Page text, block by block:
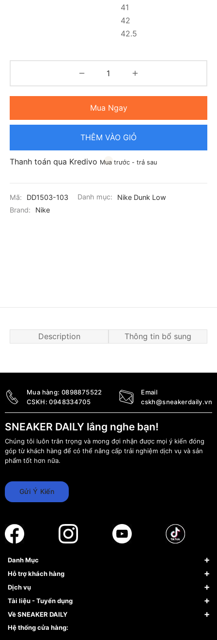
41
42
42.5
Mua Ngay
THÊM VÀO GIỎ
Thanh toán qua Kredivo Mua trước - trả sau
Mã: DD1503-103 Danh mục:
Nike Dunk Low
Brand:
Nike
Description Thông tin bổ sung
Mua hàng: 0898875522
CSKH:0948334705
Email
cskh@sneakerdaily.vn
SNEAKER DAILY lắng nghe bạn!
Chúng tôi luôn trân trọng và mong đợi nhận được mọi ý kiến đóng
góp từ khách hàng để có thể nâng cấp trải nghiệm dịch vụ và sản
phẩm tốt hơn nữa.
Gửi Ý Kiến
Danh Mục
Sneaker
Giày Bóng Rổ
Giày Nike
Giày Adidas
Giày Peak
Hỗ trợ khách hàng
FAQs & Help
Về Fundiin
Hướng dẫn thanh toán trả sau qua Fundiin
Chính sách đổi trả/Hoàn tiền
Dịch vụ
Tạp chí
Dịch vụ ký gửi
Tài liệu - Tuyển dụng
Đăng ký bản quyền
Tuyển dụng
Về SNEAKER DAILY
Câu chuyện về SNEAKER DAILY
Hệ thống cửa hàng: